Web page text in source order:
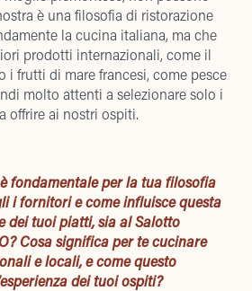
è una filosofia di ristorazione
la cucina italiana, ma che
prodotti internazionali, come il
i frutti di mare francesi, come pesce
molto attenti a selezionare solo i
offrire ai nostri ospiti.
fondamentale per la tua filosofia
i fornitori e come influisce questa
dei tuoi piatti, sia al Salotto
Cosa significa per te cucinare
e locali, e come questo
dei tuoi ospiti?